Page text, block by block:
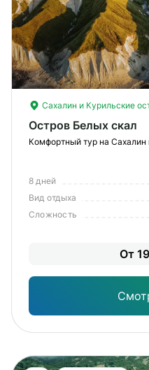
Сахалин и Курильские
Остров Белых скал
Комфортный тур на Сахалин
8 дней
Вид отдыха
Сложность
От